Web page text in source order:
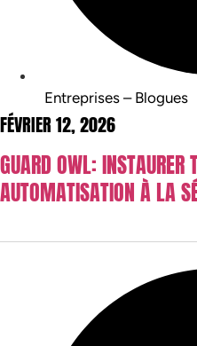
Entreprises – Blogues
FÉVRIER 12, 2026
GUARD OWL: INSTAURER
AUTOMATISATION À LA